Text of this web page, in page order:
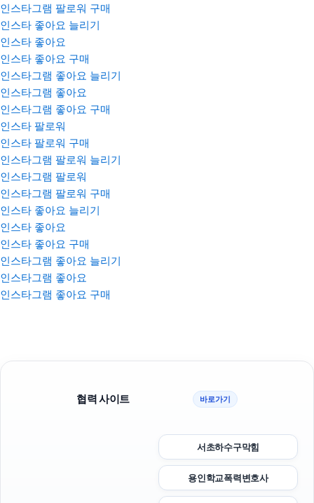
인스타그램 팔로워 구매
인스타 좋아요 늘리기
인스타 좋아요
인스타 좋아요 구매
인스타그램 좋아요 늘리기
인스타그램 좋아요
인스타그램 좋아요 구매
인스타 팔로워
인스타 팔로워 구매
인스타그램 팔로워 늘리기
인스타그램 팔로워
인스타그램 팔로워 구매
인스타 좋아요 늘리기
인스타 좋아요
인스타 좋아요 구매
인스타그램 좋아요 늘리기
인스타그램 좋아요
인스타그램 좋아요 구매
협력 사이트 바로가기
서초하수구막힘
용인학교폭력변호사